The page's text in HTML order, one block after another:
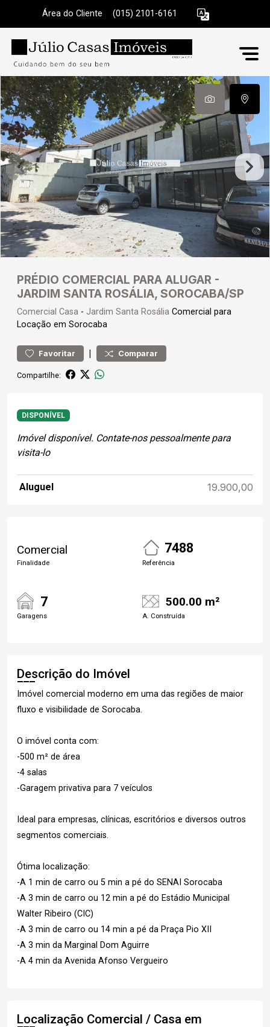
Área do Cliente (015) 2101-6161
PRÉDIO COMERCIAL PARA ALUGAR -
JARDIM SANTA ROSÁLIA, SOROCABA/SP
Comercial Casa - Jardim Santa Rosália Comercial para
Locação em Sorocaba
Favoritar | Comparar
Compartilhe:
DISPONÍVEL
Imóvel disponível. Contate-nos pessoalmente para
visita-lo
Aluguel 19.900,00
Comercial
Finalidade
7488
Referência
7
Garagens
500.00 m²
A. Construída
Descrição do Imóvel
Imóvel comercial moderno em uma das regiões de maior
fluxo e visibilidade de Sorocaba.
O imóvel conta com:
-500 m² de área
-4 salas
-Garagem privativa para 7 veículos
Ideal para empresas, clínicas, escritórios e diversos outros
segmentos comerciais.
Ótima localização:
-A 1 min de carro ou 5 min a pé do SENAI Sorocaba
-A 3 min de carro ou 12 min a pé do Estádio Municipal
Walter Ribeiro (CIC)
-A 3 min de carro ou 14 min a pé da Praça Pio XII
-A 3 min da Marginal Dom Aguirre
-A 4 min da Avenida Afonso Vergueiro
Localização Comercial / Casa em